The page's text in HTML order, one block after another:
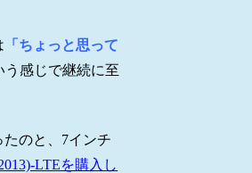
「ちょっと思って
う感じで継続に至
のと、7インチ
LTEを購入し